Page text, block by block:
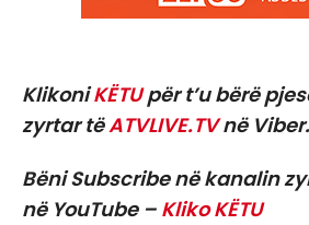
KlikoniKËTUpër t’u bërë
zyrtar tëATVLIVE.TVnë Viber.
Bëni Subscribe në kanalin
në YouTube – Kliko KËTU